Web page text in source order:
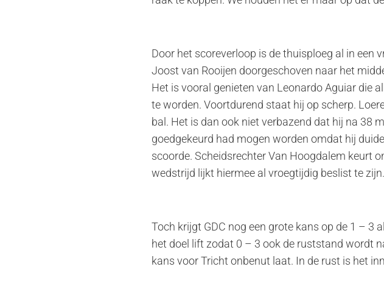
Door het scoreverloop is de thuisploeg al in een
Joost van Rooijen doorgeschoven naar het
Het is vooral genieten van Leonardo Aguiar die
te worden. Voortdurend staat hij op scherp.
bal. Het is dan ook niet verbazend dat hij na 38
goedgekeurd had mogen worden omdat hij
scoorde. Scheidsrechter Van Hoogdalem keurt
wedstrijd lijkt hiermee al vroegtijdig beslist te zijn.
Toch krijgt GDC nog een grote kans op de 1 – 3
het doel lift zodat 0 – 3 ook de ruststand wordt
kans voor Tricht onbenut laat. In de rust is het